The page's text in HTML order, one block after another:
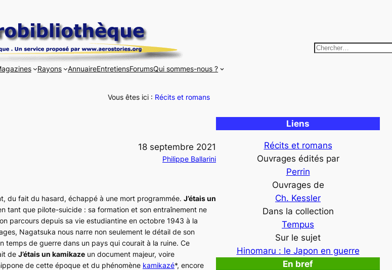
Rayons AnnuaireEntretiensForumsQui sommes-nous ?
R
r
c
Vous êtes ici : Récits et romans
18 septembre 2021
Philippe Ballarini
du fait du hasard, échappé à une mort programmée. J’étais un
tant que pilote-suicide : sa formation et son entraînement ne
parcours depuis sa vie estudiantine en octobre 1943 à la
Nagatsuka nous narre non seulement le détail de son
temps de guerre dans un pays qui courait à la ruine. Ce
de J’étais un kamikaze un document majeur, voire
de cette époque et du phénomène kamikazé*, encore
Liens
Récits et romans
Ouvrages édités par
Perrin
Ouvrages de
Ch. Kessler
Dans la collection
Tempus
Sur le sujet
Hinomaru : le Japon en guerre
En bref